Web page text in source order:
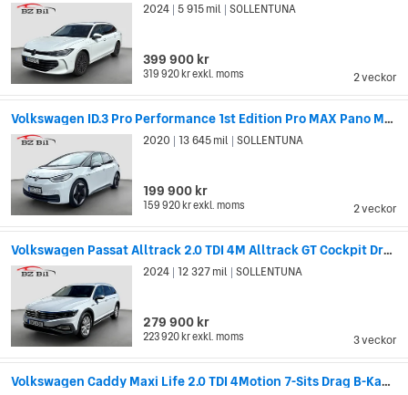
2 veckor
2024 5 915 mil SOLLENTUNA
399 900 kr
319 920 krexkl. moms
Volkswagen ID.3 Pro Performance 1st Edition Pro MAX Pano Moms
2 veckor
2020 13 645 mil SOLLENTUNA
199 900 kr
159 920 krexkl. moms
Volkswagen Passat Alltrack 2.0 TDI 4M Alltrack GT Cockpit Drag Värmare MOMS
3 veckor
2024 12 327 mil SOLLENTUNA
279 900 kr
223 920 krexkl. moms
Volkswagen Caddy Maxi Life 2.0 TDI 4Motion 7-Sits Drag B-Kamera Värmare